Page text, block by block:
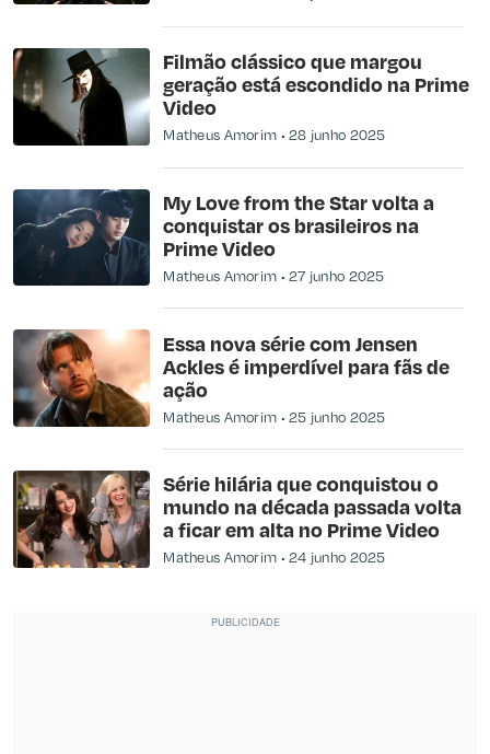
Filmão clássico que margou
geração está escondido na Prime
Video
Matheus Amorim 28 junho 2025
My Love from the Star volta a
conquistar os brasileiros na
Prime Video
Matheus Amorim 27 junho 2025
Essa nova série com Jensen
Ackles é imperdível para fãs de
ação
Matheus Amorim 25 junho 2025
Série hilária que conquistou o
mundo na década passada volta
a ficar em alta no Prime Video
Matheus Amorim 24 junho 2025